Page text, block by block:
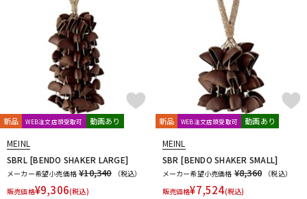
新品 WEB注文店頭受取可 動画あり
MEINL
SBRL [BENDO SHAKER LARGE]
メーカー希望小売価格 ¥10,340
（税込）
販売価格¥9,306(税込)
新品 WEB注文店頭受取可 動画あり
MEINL
SBR [BENDO SHAKER SMALL]
メーカー希望小売価格 ¥8,360
（税込）
販売価格¥7,524(税込)